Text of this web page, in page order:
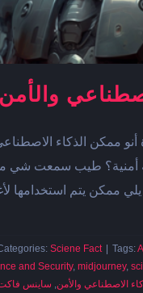
والأمن
ممكن الذكاء
أمنية؟ طيب سمعت شي
يلي ممكن يتم استخدامها
Sciene Fact Tags:AI
and Security,midjourney,
الاصطناعي والأمن, ساينس